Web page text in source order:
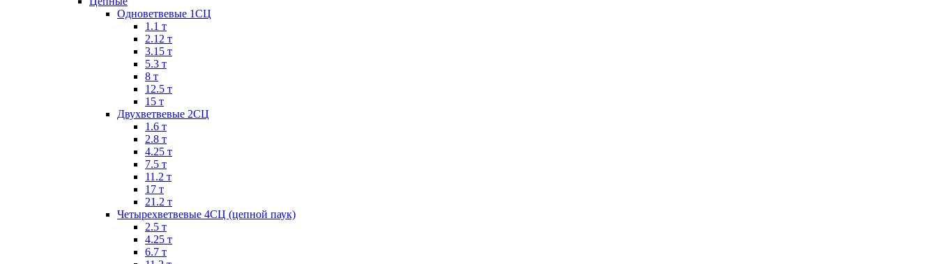
Одноветвевые 1СЦ
1.1 т
2.12 т
3.15 т
5.3 т
8 т
12.5 т
15 т
Двухветвевые 2СЦ
1.6 т
2.8 т
4.25 т
7.5 т
11.2 т
17 т
21.2 т
Четырехветвевые 4СЦ (цепной паук)
2.5 т
4.25 т
6.7 т